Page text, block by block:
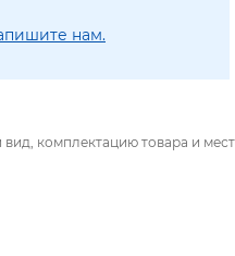
нам.
комплектацию товара и